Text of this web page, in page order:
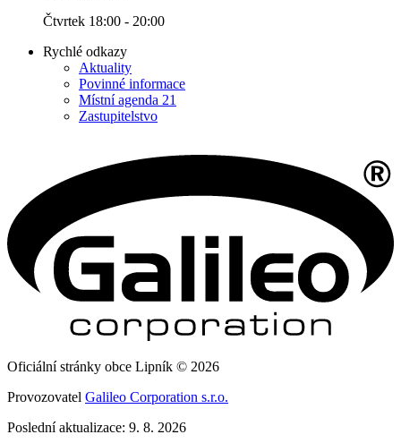
Čtvrtek 18:00 - 20:00
Rychlé odkazy
Aktuality
Povinné informace
Místní agenda 21
Zastupitelstvo
Oficiální stránky obce Lipník © 2026
Provozovatel Galileo Corporation s.r.o.
Poslední aktualizace: 9. 8. 2026